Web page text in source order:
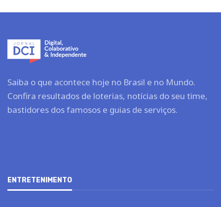
Saiba o que acontece hoje no Brasil e no Mundo.
Confira resultados de loterias, notícias do seu time,
bastidores dos famosos e guias de serviços.
ENTRETENIMENTO